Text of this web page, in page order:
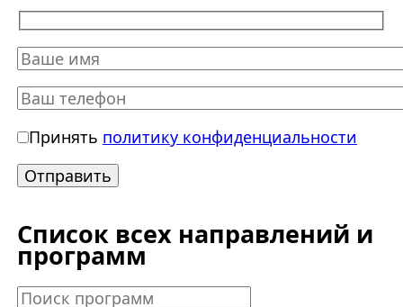
Принять политику конфиденциальности
Список всех направлений и
программ